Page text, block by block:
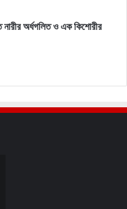
নারীর অর্ধগলিত ও এক কিশোরীর